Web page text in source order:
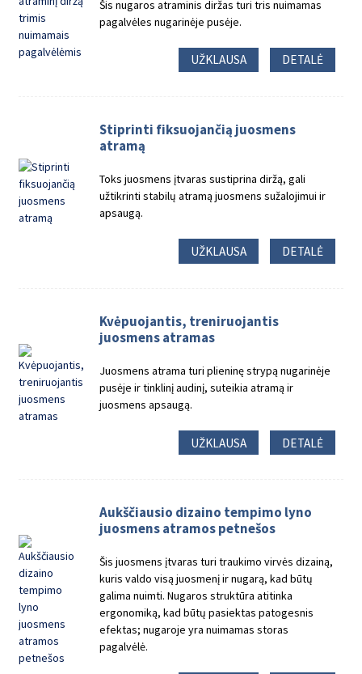
Šis nugaros atraminis diržas turi tris nuimamas
pagalvėles nugarinėje pusėje.
UŽKLAUSA DETALĖ
Stiprinti fiksuojančią juosmens
atramą
Toks juosmens įtvaras sustiprina diržą, gali
užtikrinti stabilų atramą juosmens sužalojimui ir
apsaugą.
UŽKLAUSA DETALĖ
Kvėpuojantis, treniruojantis
juosmens atramas
Juosmens atrama turi plieninę strypą nugarinėje
pusėje ir tinklinį audinį, suteikia atramą ir
juosmens apsaugą.
UŽKLAUSA DETALĖ
Aukščiausio dizaino tempimo lyno
juosmens atramos petnešos
Šis juosmens įtvaras turi traukimo virvės dizainą,
kuris valdo visą juosmenį ir nugarą, kad būtų
galima nuimti. Nugaros struktūra atitinka
ergonomiką, kad būtų pasiektas patogesnis
efektas; nugaroje yra nuimamas storas
pagalvėlė.